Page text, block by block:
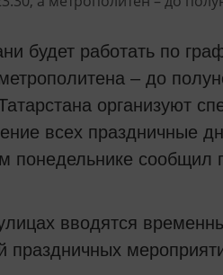
будет работать по
– до
организуют
всех праздничные
понедельнике сообщил
вводятся
праздничных